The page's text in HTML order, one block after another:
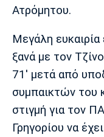
Ατρόμητου.
Μεγάλη ευκαιρία
ξανά με τον
71' μετά από
συμπαικτών του
στιγμή για τον
Γρηγορίου να